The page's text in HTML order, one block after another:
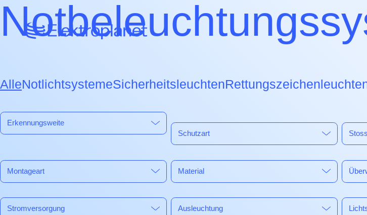
AlleNotlichtsystemeSicherheitsleuchten
Erkennungsweite
Schutzart
Montageart Material
Stromversorgung Ausleuchtung